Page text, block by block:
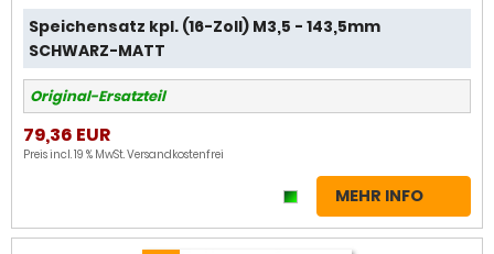
Speichensatz kpl. (16-Zoll) M3,5 - 143,5mm
SCHWARZ-MATT
Original-Ersatzteil
79,36 EUR
Preis incl. 19 % MwSt.Versandkostenfrei
MEHR INFO